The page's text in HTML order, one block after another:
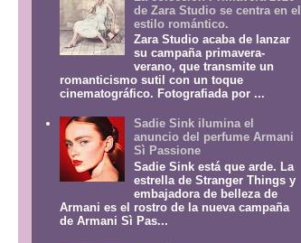
de Zara Studio se centra en el
estilo romántico.
Zara Studio acaba de lanzar
su campaña primavera-
verano, que transmite un
romanticismo sutil con un toque
cinematográfico. Fotografiada por ...
Sadie Sink ilumina el
anuncio del perfume Armani
Sì Passione
Sadie Sink está que arde. La
estrella de Stranger Things y
embajadora de belleza de
Armani es el rostro de la nueva campaña
de Armani Sì Pas...